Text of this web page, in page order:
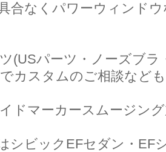
合なくパワーウィンド
(USパーツ・ノーズブラ
カスタムのご相談など
ドマーカースムージン
シビックEFセダン・EF